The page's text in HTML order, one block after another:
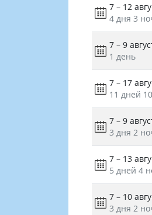
7 – 12
4 дня 3
7 – 9
1 день
7 – 17
11 дней
7 – 9
3 дня 2
7 – 13
5 дней 4
7 – 10
3 дня 2